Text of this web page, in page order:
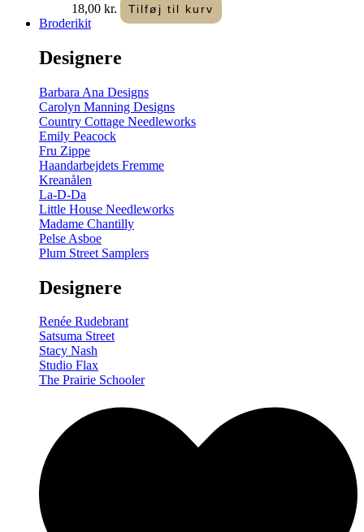
18,00 kr. Tilføj til kurv
Broderikit
Designere
Barbara Ana Designs
Carolyn Manning Designs
Country Cottage Needleworks
Emily Peacock
Fru Zippe
Haandarbejdets Fremme
Kreanålen
La-D-Da
Little House Needleworks
Madame Chantilly
Pelse Asboe
Plum Street Samplers
Designere
Renée Rudebrant
Satsuma Street
Stacy Nash
Studio Flax
The Prairie Schooler